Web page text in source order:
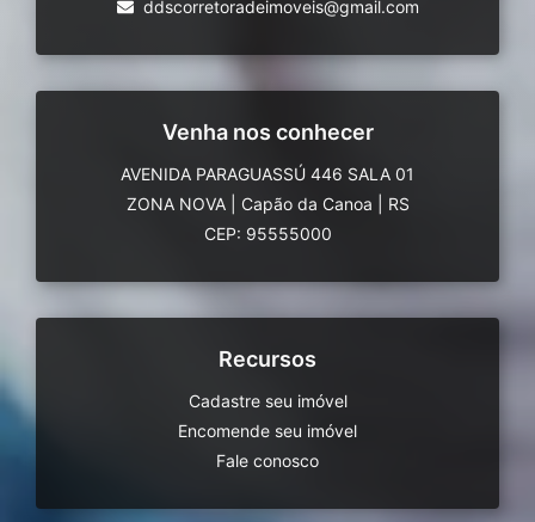
ddscorretoradeimoveis@gmail.com
Venha nos conhecer
AVENIDA PARAGUASSÚ 446 SALA 01
ZONA NOVA
Capão da Canoa
RS
CEP: 95555000
Recursos
Cadastre seu imóvel
Encomende seu imóvel
Fale conosco